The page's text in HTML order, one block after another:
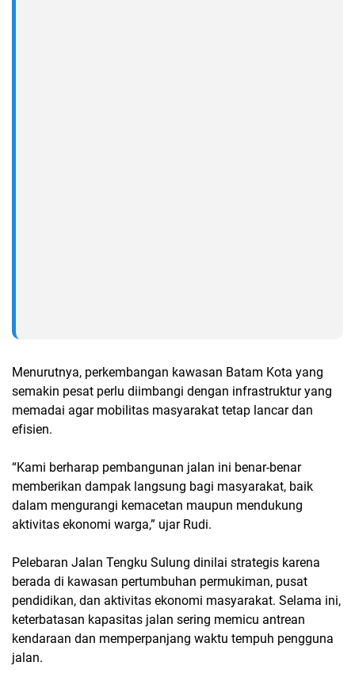
Menurutnya, perkembangan kawasan Batam Kota yang
semakin pesat perlu diimbangi dengan infrastruktur yang
memadai agar mobilitas masyarakat tetap lancar dan
efisien.
“Kami berharap pembangunan jalan ini benar-benar
memberikan dampak langsung bagi masyarakat, baik
dalam mengurangi kemacetan maupun mendukung
aktivitas ekonomi warga,” ujar Rudi.
Pelebaran Jalan Tengku Sulung dinilai strategis karena
berada di kawasan pertumbuhan permukiman, pusat
pendidikan, dan aktivitas ekonomi masyarakat. Selama ini,
keterbatasan kapasitas jalan sering memicu antrean
kendaraan dan memperpanjang waktu tempuh pengguna
jalan.